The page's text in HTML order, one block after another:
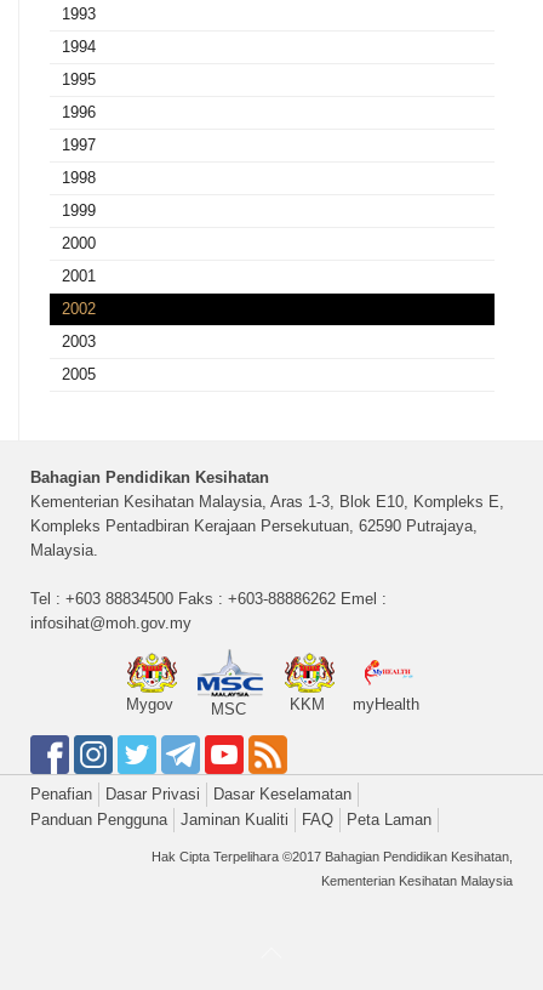
1993
1994
1995
1996
1997
1998
1999
2000
2001
2002
2003
2005
Bahagian Pendidikan Kesihatan
Kementerian Kesihatan Malaysia, Aras 1-3, Blok E10, Kompleks E,
Kompleks Pentadbiran Kerajaan Persekutuan, 62590 Putrajaya,
Malaysia.
Tel : +603 88834500 Faks : +603-88886262 Emel :
infosihat@moh.gov.my
Mygov MSC KKM myHealth
Penafian Dasar Privasi
Dasar Keselamatan
Panduan Pengguna
Jaminan Kualiti FAQ Peta Laman
Hak Cipta Terpelihara ©2017 Bahagian Pendidikan Kesihatan,
Kementerian Kesihatan Malaysia